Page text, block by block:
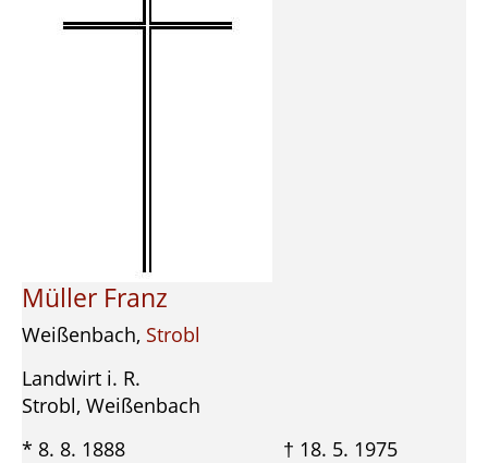
Müller Franz
Weißenbach, Strobl
Landwirt i. R.
Strobl, Weißenbach
* 8. 8. 1888 † 18. 5. 1975